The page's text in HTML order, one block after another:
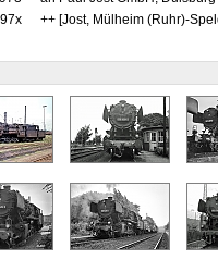
++ [Jost, Mülheim (Ruhr)-